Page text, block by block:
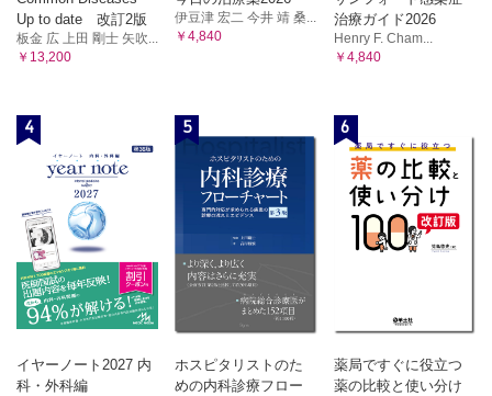
Up to date 改訂2版
板金 広 上田 剛士 矢吹...
￥13,200
伊豆津 宏二 今井 靖 桑...
￥4,840
治療ガイド2026
Henry F. Cham...
￥4,840
4
イヤーノート2027 内
科・外科編
5
ホスピタリストのた
めの内科診療フロー
6
薬局ですぐに役立つ
薬の比較と使い分け